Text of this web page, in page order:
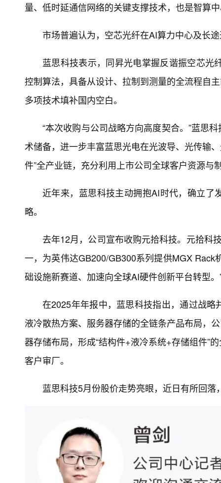
量、低时延通信网络的关键支撑技术，也是智算
市场普遍认为，空芯光纤在AI算力中心及长
蓝思科技表示，同昇光电掌握反谐振空芯光
控制算法，具备从设计、拉制到测量的全流程自
多项技术填补国内空白。
“本次收购与公司战略方向高度契合。”蓝思
术储备，进一步丰富蓝思光电在光波导、光传输
件”全产业链，充分利用上市公司全球客户资源
近年来，蓝思科技主动拥抱AI时代，确立
略。
去年12月，公司宣布收购元拾科技。元拾科
一，为英伟达GB200/GB300系列提供MGX
础设施新赛道、加速向全球AI硬件创新平台转型
在2025年年报中，蓝思科技指出，通过战
液冷散热方案、服务器存储的全链条产品布局，
器存储布局，形成“结构件+液冷系统+存储组件”
客户审厂。
蓝思科技5月份股价走势亮眼，近日有所回